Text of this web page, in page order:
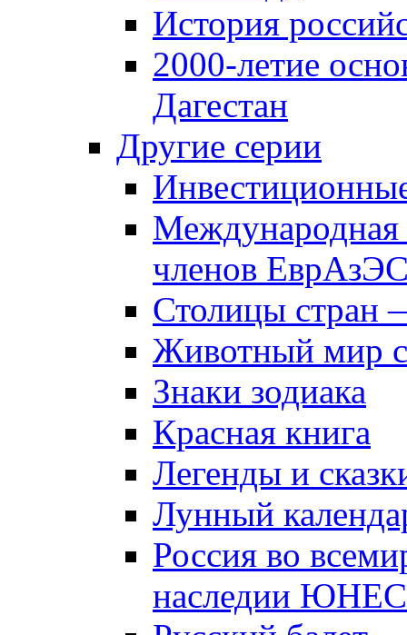
История
2000-летие
Дагестан
Другие серии
Международная
членов
Столицы стран
Животный мир
Знаки зодиака
Красная книга
Легенды и
Лунный
Россия во
наследии